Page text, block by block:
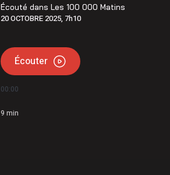
Écouté dansLes 100 000 Matins
20 OCTOBRE 2025, 7h10
Écouter
00:00
9 min